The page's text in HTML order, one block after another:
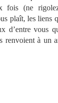
fois (ne
plaît, les liens
d’entre vous
renvoient à un